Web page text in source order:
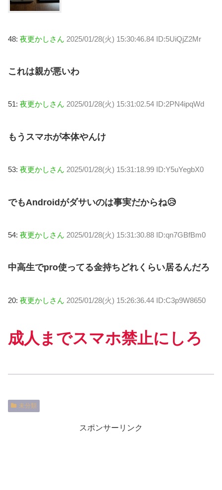
48: 夜更かしさん 2025/01/28(火) 15:30:46.84 ID:5UiQjZ2Mr
これは親が悪いわ
51: 夜更かしさん 2025/01/28(火) 15:31:02.54 ID:2PN4ipqWd
もうスマホが本体やんけ
53: 夜更かしさん 2025/01/28(火) 15:31:18.99 ID:Y5uYegbX0
でもAndroidがダサいのは事実だからね😥
54: 夜更かしさん 2025/01/28(火) 15:31:30.88 ID:qn7GBfBm0
中高生でpro使ってる金持ちどれくらい居るんだろ
20: 夜更かしさん 2025/01/28(火) 15:26:36.44 ID:C3p9W8650
成人までスマホ禁止にしろ
未分類
スポンサーリンク